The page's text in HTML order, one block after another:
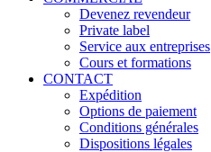
Devenez revendeur
Private label
Service aux entreprises
Cours et formations
CONTACT
Expédition
Options de paiement
Conditions générales
Dispositions légales